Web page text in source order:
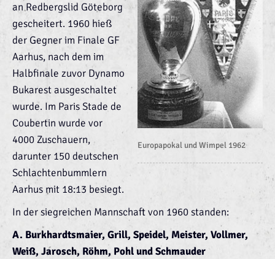
Europapokal und Wimpel 1962
an Redbergslid Göteborg
gescheitert. 1960 hieß
der Gegner im Finale GF
Aarhus, nach dem im
Halbfinale zuvor Dynamo
Bukarest ausgeschaltet
wurde. Im Paris Stade de
Coubertin wurde vor
4000 Zuschauern,
darunter 150 deutschen
Schlachtenbummlern
Aarhus mit 18:13 besiegt.
In der siegreichen Mannschaft von 1960 standen:
A. Burkhardtsmaier, Grill, Speidel, Meister, Vollmer,
Weiß, Jarosch, Röhm, Pohl und Schmauder